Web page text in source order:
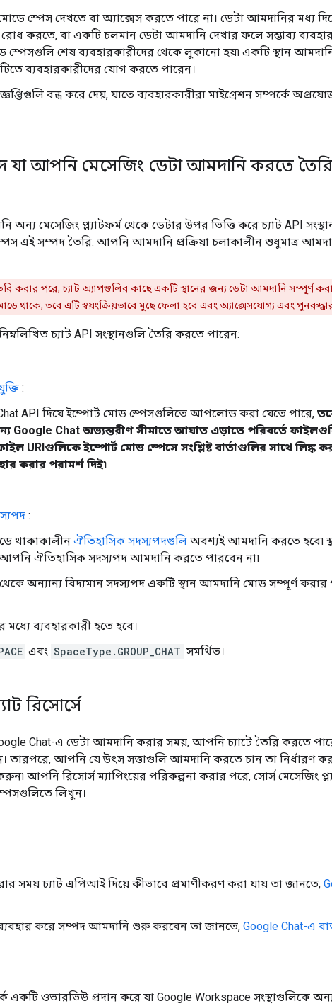
স্পেস দেখতে বা অ্যাক্সেস করতে পারে না। ডেটা আমদানির মধ্য
রোধ করতে, বা একটি চলমান ডেটা আমদানি দেখার ফলে সম্ভাব্য
স্পেসগুলি শেষ ব্যবহারকারীদের থেকে লুকানো হয়৷ একটি স্থান
ব্যবহারকারীদের যোগ করতে পারেন।
বন্ধ করে দেয়, যাতে ব্যবহারকারীরা মাইগ্রেশন সম্পর্কে
যা আপনি মেসেজিং ডেটা আমদানি করতে
মেসেজিং প্ল্যাটফর্ম থেকে ডেটার উপর ভিত্তি করে চ্যাট API
এই সম্পদ তৈরি. আপনি আমদানি প্রক্রিয়া চলাকালীন শুধুমাত্র
করার পরে, চ্যাট অ্যাপগুলির কাছে একটি স্থানের জন্য ডেটা আমদানি সম্পূর্ণ
থাকে, তবে এটি স্বয়ংক্রিয়ভাবে মুছে ফেলা হবে এবং অ্যাক্সেসযোগ্য এবং
চ্যাট API সংস্থানগুলি তৈরি করতে পারেন:
:
API দিয়ে ইম্পোর্ট মোড স্পেসগুলিতে আপলোড করা যেতে পারে,
Google Chat অভ্যন্তরীণ সীমাতে আঘাত এড়াতে পরিবর্তে
ইম্পোর্ট মোড স্পেসে সংশ্লিষ্ট বার্তাগুলির সাথে লিঙ্ক
করার পরামর্শ দিই৷
:
থাকাকালীন ঐতিহাসিক সদস্যপদগুলি অবশ্যই আমদানি করতে হবে৷
ঐতিহাসিক সদস্যপদ আমদানি করতে পারবেন না৷
থেকে অন্যান্য বিদ্যমান সদস্যপদ একটি স্থান আমদানি মোড সম্পূর্ণ
ব্যবহারকারী হতে হবে।
এবং SpaceType.GROUP_CHAT সমর্থিত।
রিসোর্সে
Chat-এ ডেটা আমদানি করার সময়, আপনি চ্যাটে তৈরি করতে
তারপরে, আপনি যে উৎস সত্তাগুলি আমদানি করতে চান তা নির্ধারণ
আপনি রিসোর্স ম্যাপিংয়ের পরিকল্পনা করার পরে, সোর্স মেসেজিং
লিখুন।
সময় চ্যাট এপিআই দিয়ে কীভাবে প্রমাণীকরণ করা যায় তা জানতে,
করে সম্পদ আমদানি শুরু করবেন তা জানতে, Google Chat-এ
একটি ওভারভিউ প্রদান করে যা Google Workspace সংস্থাগুলিকে